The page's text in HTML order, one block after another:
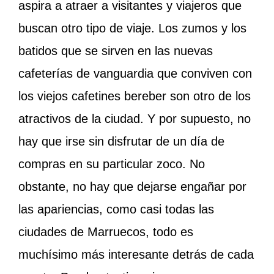
aspira a atraer a visitantes y viajeros que
buscan otro tipo de viaje. Los zumos y los
batidos que se sirven en las nuevas
cafeterías de vanguardia que conviven con
los viejos cafetines bereber son otro de los
atractivos de la ciudad. Y por supuesto, no
hay que irse sin disfrutar de un día de
compras en su particular zoco. No
obstante, no hay que dejarse engañar por
las apariencias, como casi todas las
ciudades de Marruecos, todo es
muchísimo más interesante detrás de cada